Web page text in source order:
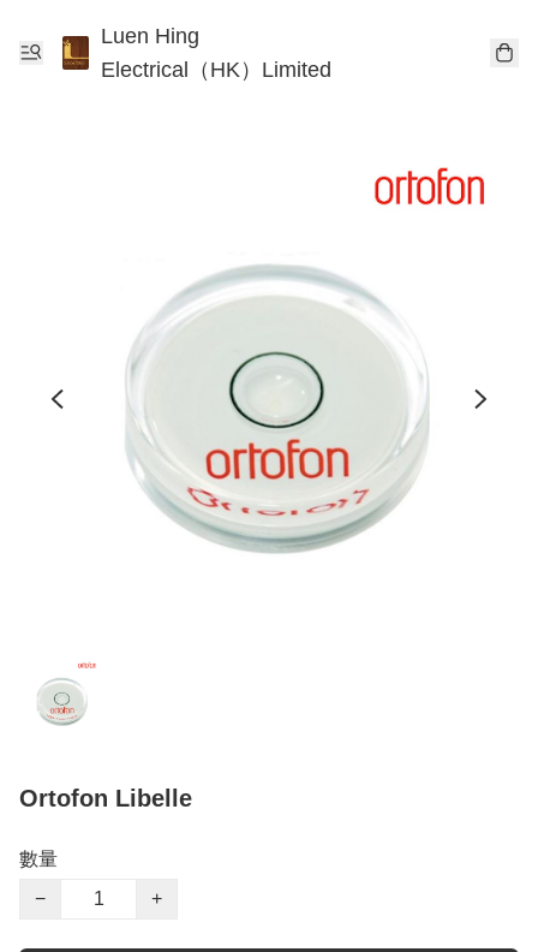
Luen Hing
Electrical（HK）Limited
Ortofon Libelle
數量
−
+